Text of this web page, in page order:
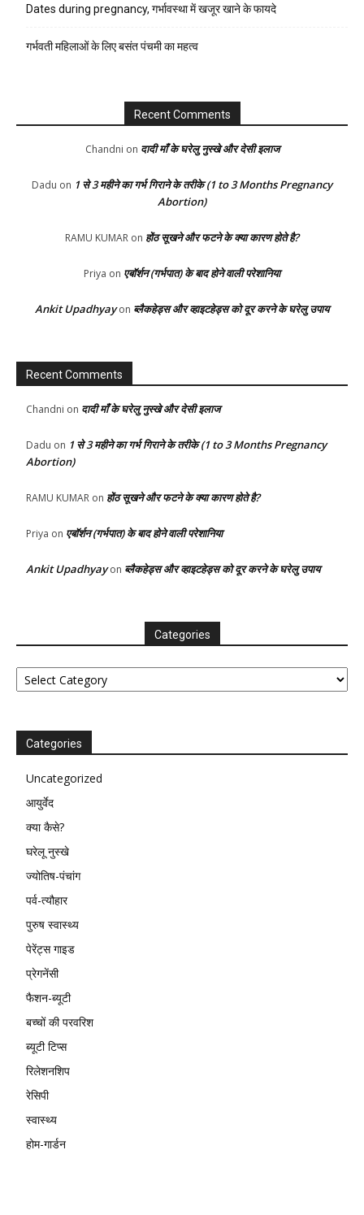
Dates during pregnancy, गर्भावस्था में खजूर खाने के फायदे
गर्भवती महिलाओं के लिए बसंत पंचमी का महत्व
Recent Comments
Chandni on दादी माँ के घरेलु नुस्खे और देसी इलाज
Dadu on 1 से 3 महीने का गर्भ गिराने के तरीके (1 to 3 Months Pregnancy
Abortion)
RAMU KUMAR on होंठ सूखने और फटने के क्या कारण होते है?
Priya on एबॉर्शन (गर्भपात) के बाद होने वाली परेशानिया
Ankit Upadhyayon ब्लैकहेड्स और व्हाइटहेड्स को दूर करने के घरेलु उपाय
Recent Comments
Chandni on दादी माँ के घरेलु नुस्खे और देसी इलाज
Dadu on 1 से 3 महीने का गर्भ गिराने के तरीके (1 to 3 Months Pregnancy
Abortion)
RAMU KUMAR on होंठ सूखने और फटने के क्या कारण होते है?
Priya on एबॉर्शन (गर्भपात) के बाद होने वाली परेशानिया
Ankit Upadhyayon ब्लैकहेड्स और व्हाइटहेड्स को दूर करने के घरेलु उपाय
Categories
Categories
Categories
Uncategorized
आयुर्वेद
क्या कैसे?
घरेलू नुस्खे
ज्योतिष-पंचांग
पर्व-त्यौहार
पुरुष स्वास्थ्य
पेरेंट्स गाइड
प्रेगनेंसी
फैशन-ब्यूटी
बच्चों की परवरिश
ब्यूटी टिप्स
रिलेशनशिप
रेसिपी
स्वास्थ्य
होम-गार्डन